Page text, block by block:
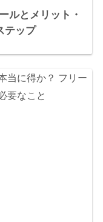
ルとメリット・
テップ